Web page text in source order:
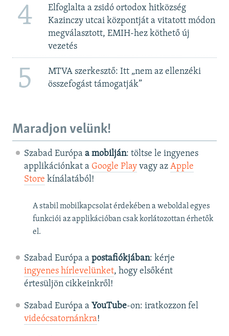
4
Elfoglalta a zsidó ortodox hitközség
Kazinczy utcai központját a vitatott módon
megválasztott, EMIH-hez köthető új
vezetés
5
MTVA szerkesztő: Itt „nem az ellenzéki
összefogást támogatják”
Maradjon velünk!
Szabad Európa a mobilján: töltse le ingyenes
applikációnkat a Google Playvagy az Apple
Store kínálatából!
A stabil mobilkapcsolat érdekében a weboldal egyes
funkciói az applikációban csak korlátozottan érhetők
el.
Szabad Európa a postafiókjában: kérje
ingyenes hírlevelünket, hogy elsőként
értesüljön cikkeinkről!
Szabad Európa a YouTube-on: iratkozzon fel
videócsatornánkra!